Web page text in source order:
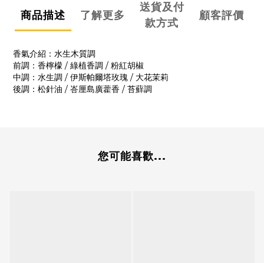
商品描述 了解更多
送貨及付
款方式
顧客評價
香氣介紹：水生木質調
前調：香檸檬 / 綠植香調 / 粉紅胡椒
中調：水生調 / 伊斯帕爾塔玫瑰 / 大花茉莉
後調：松針油 / 峇厘島廣藿香 / 苔蘚調
您可能喜歡...